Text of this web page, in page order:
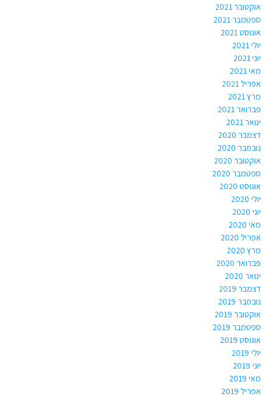
אוקטובר 2021
ספטמבר 2021
אוגוסט 2021
יולי 2021
יוני 2021
מאי 2021
אפריל 2021
מרץ 2021
פברואר 2021
ינואר 2021
דצמבר 2020
נובמבר 2020
אוקטובר 2020
ספטמבר 2020
אוגוסט 2020
יולי 2020
יוני 2020
מאי 2020
אפריל 2020
מרץ 2020
פברואר 2020
ינואר 2020
דצמבר 2019
נובמבר 2019
אוקטובר 2019
ספטמבר 2019
אוגוסט 2019
יולי 2019
יוני 2019
מאי 2019
אפריל 2019